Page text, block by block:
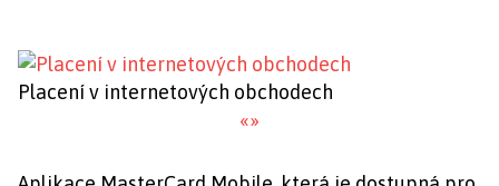
Placení v internetových obchodech
«»